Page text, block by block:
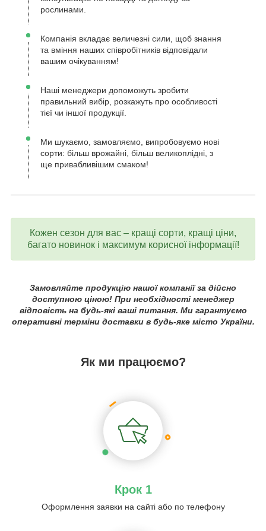
рослинами.
Компанія вкладає величезні сили, щоб знання
та вміння наших співробітників відповідали
вашим очікуванням!
Наші менеджери допоможуть зробити
правильний вибір, розкажуть про особливості
тієї чи іншої продукції.
Ми шукаємо, замовляємо, випробовуємо нові
сорти: більш врожайні, більш великоплідні, з
ще привабливішим смаком!
Кожен сезон для вас – кращі сорти, кращі ціни,
багато новинок і максимум корисної інформації!
Замовляйте продукцію нашої компанії за дійсно
доступною ціною! При необхідності менеджер
відповість на будь-які ваші питання. Ми гарантуємо
оперативні терміни доставки в будь-яке місто України.
Як ми працюємо?
Крок 1
Оформлення заявки на сайті або по телефону